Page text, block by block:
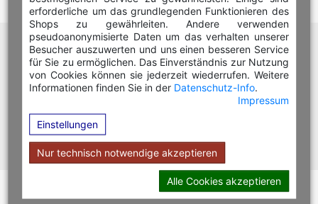
erforderliche um das grundlegenden Funktionieren des
Shops zu gewährleiten. Andere verwenden
pseudoanonymisierte Daten um das verhalten unserer
Besucher auszuwerten und uns einen besseren Service
für Sie zu ermöglichen. Das Einverständnis zur Nutzung
von Cookies können sie jederzeit wiederrufen. Weitere
Informationen finden Sie in der Datenschutz-Info.
Impressum
Einstellungen
Nur technisch notwendige akzeptieren
Alle Cookies akzeptieren
Hilfe Editor
Hilfe Multicolorstempel
Hilfe Rundstempel
Hilfe Stempelkissen wechseln
Hilfe Stempelplatte wechseln
Copyright © 2026 Stempel Toenges GmbH - Alle Rechte